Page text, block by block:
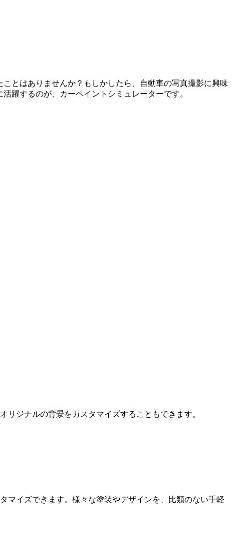
とはありませんか？もしかしたら、自動車の写真撮影に興味
躍するのが、カーペイントシミュレーターです。
ジナルの背景をカスタマイズすることもできます。
マイズできます。様々な塗装やデザインを、比類のない手軽